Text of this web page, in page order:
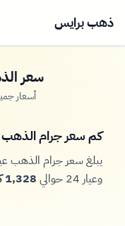
ذهب برايس
سعر
أسعار
كم سعر جرام الذهب
يبلغ سعر جرام الذهب عيار 21 اليوم في النرويج
وعيار 24 حوالي
1,328 كرون